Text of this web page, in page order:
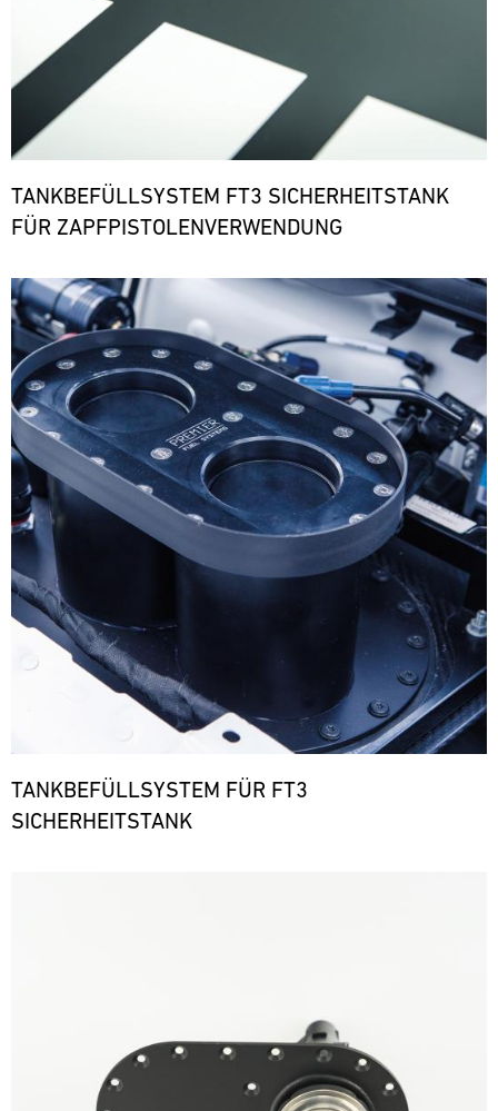
TANKBEFÜLLSYSTEM FT3 SICHERHEITSTANK
FÜR ZAPFPISTOLENVERWENDUNG
Bild
TANKBEFÜLLSYSTEM FÜR FT3
SICHERHEITSTANK